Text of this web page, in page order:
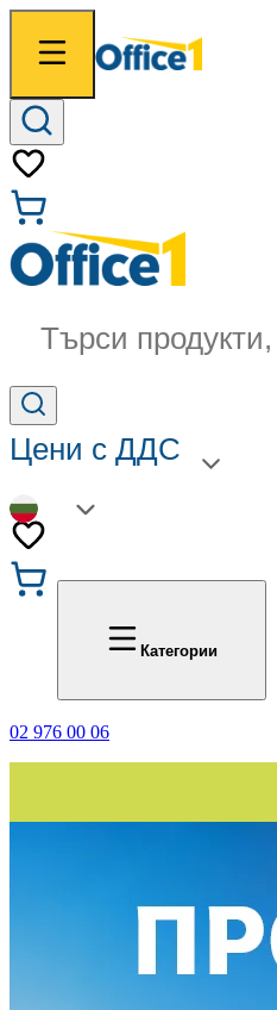
Търси продукти,
Цени с ДДС
BG
Категории
02 976 00 06